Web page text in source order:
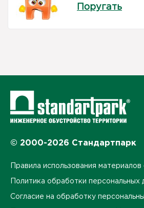
Поругать
© 2000-2026 Стандартпарк
Правила использования материалов
Политика обработки персональных
Согласие на обработку